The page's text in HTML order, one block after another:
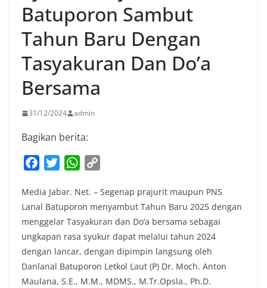
Batuporon Sambut
Tahun Baru Dengan
Tasyakuran Dan Do’a
Bersama
31/12/2024 admin
Bagikan berita:
c
e
b
o
o
k
i
t
t
e
r
W
a
t
s
A
p
p
p
y
L
i
n
k
Media Jabar. Net. – Segenap prajurit maupun PNS
Lanal Batuporon menyambut Tahun Baru 2025 dengan
menggelar Tasyakuran dan Do’a bersama sebagai
ungkapan rasa syukur dapat melalui tahun 2024
dengan lancar, dengan dipimpin langsung oleh
Danlanal Batuporon Letkol Laut (P) Dr. Moch. Anton
Maulana, S.E., M.M., MDMS., M.Tr.Opsla., Ph.D.